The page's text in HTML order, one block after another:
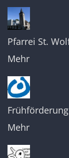
Pfarrei St.
Mehr
Mehr